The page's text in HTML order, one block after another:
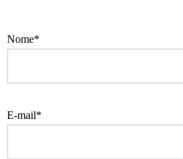
Nome*
E-mail*